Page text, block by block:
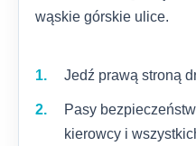
wąskie górskie ulice.
Jedź prawą stroną
Pasy
kierowcy i